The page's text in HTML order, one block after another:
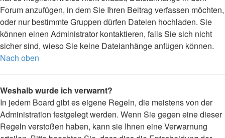
Forum anzufügen, in dem Sie Ihren Beitrag verfassen möchten,
oder nur bestimmte Gruppen dürfen Dateien hochladen. Sie
können einen Administrator kontaktieren, falls Sie sich nicht
sicher sind, wieso Sie keine Dateianhänge anfügen können.
Nach oben
Weshalb wurde ich verwarnt?
In jedem Board gibt es eigene Regeln, die meistens von der
Administration festgelegt werden. Wenn Sie gegen eine dieser
Regeln verstoßen haben, kann sie Ihnen eine Verwarnung